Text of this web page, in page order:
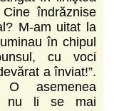
îndrăznise
M-am uitat la
în chipul
cu voci
a înviat!”.
O asemenea
nu li se mai